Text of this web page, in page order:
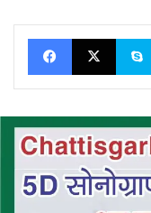
Facebook
X